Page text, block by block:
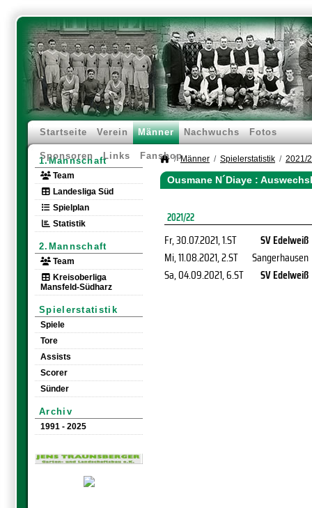
Startseite Verein Männer Nachwuchs Fotos
Sponsoren Links Fanshop
1.Mannschaft
Team
Landesliga Süd
Spielplan
Statistik
2.Mannschaft
Team
Kreisoberliga
Mansfeld-Südharz
Spielerstatistik
Spiele
Tore
Assists
Scorer
Sünder
Archiv
1991 - 2025
Männer Spielerstatistik 2021/
Ousmane N´Diaye :
2021/22
Fr, 30.07.2021, 1.ST
SV Edelweiß
Mi, 11.08.2021, 2.ST
Sangerhausen
Sa, 04.09.2021, 6.ST SV Edelweiß